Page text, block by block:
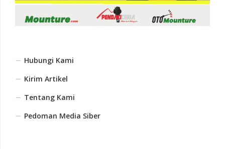
Hubungi Kami
Kirim Artikel
Tentang Kami
Pedoman Media Siber